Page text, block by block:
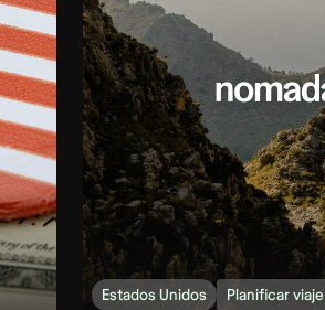
Estados Unidos Planificar viaje